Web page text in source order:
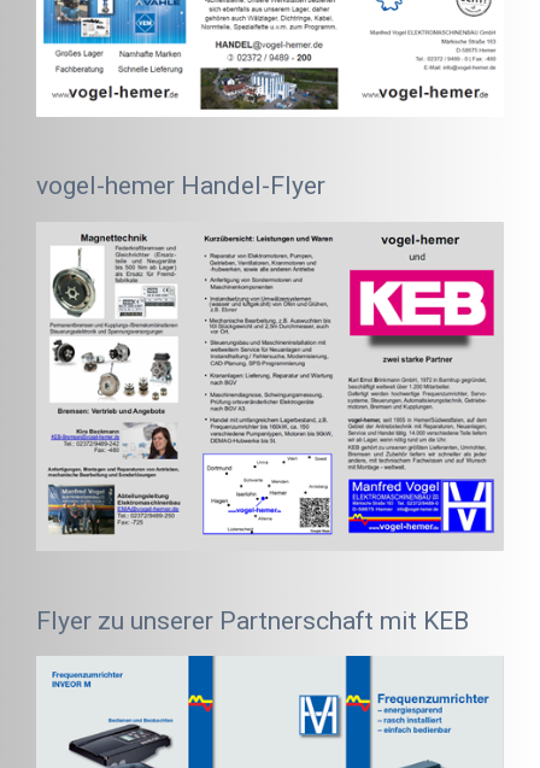
vogel-hemer Handel-Flyer
Flyer zu unserer Partnerschaft mit KEB